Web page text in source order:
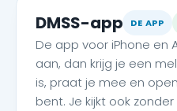
DMSS-app
DE APP
De app voor iPhone en
aan, dan krijg je een
is, praat je mee en
bent. Je kijkt ook